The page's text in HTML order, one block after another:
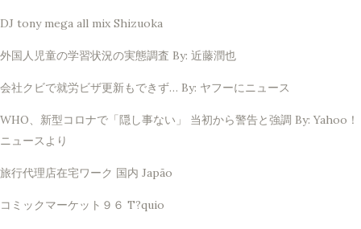
DJ tony mega all mix Shizuoka
外国人児童の学習状況の実態調査 By: 近藤潤也
会社クビで就労ビザ更新もできず… By: ヤフーにニュース
WHO、新型コロナで「隠し事ない」 当初から警告と強調 By: Yahoo！
ニュースより
旅行代理店在宅ワーク 国内 Japão
コミックマーケット９６ T?quio